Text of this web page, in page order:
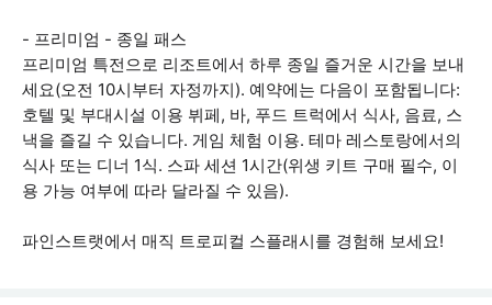
- 프리미엄 - 종일 패스
프리미엄 특전으로 리조트에서 하루 종일 즐거운 시간을 보내
세요(오전 10시부터 자정까지). 예약에는 다음이 포함됩니다:
호텔 및 부대시설 이용 뷔페, 바, 푸드 트럭에서 식사, 음료, 스
낵을 즐길 수 있습니다. 게임 체험 이용. 테마 레스토랑에서의
식사 또는 디너 1식. 스파 세션 1시간(위생 키트 구매 필수, 이
용 가능 여부에 따라 달라질 수 있음).
파인스트랫에서 매직 트로피컬 스플래시를 경험해 보세요!